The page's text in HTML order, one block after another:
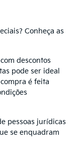
Conheça as
descontos
pode ser ideal
é feita
pessoas jurídicas
se enquadram